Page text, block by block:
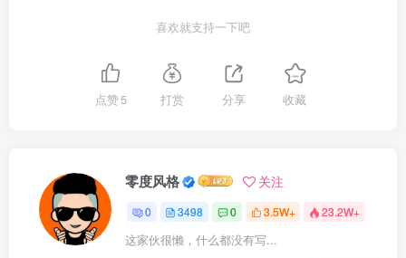
喜欢就支持一下吧
点赞5 打赏 分享 收藏
零度风格 关注
0 3498 0 3.5W+ 23.2W+
这家伙很懒，什么都没有写...